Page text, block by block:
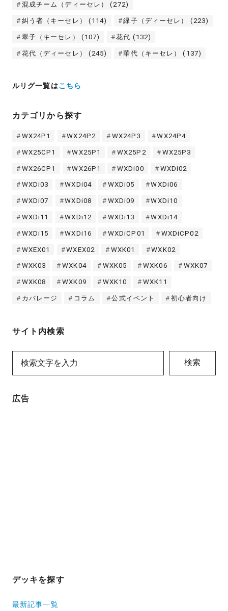
混成チーム（ディーセレ） (272)
糾う者（キーセレ） (114) 緑子（ディーセレ） (223)
翠子（キーセレ） (107) 花代 (132)
花代（ディーセレ） (245) 華代（キーセレ） (137)
ルリグ一覧はこちら
カテゴリから探す
WX24P1 WX24P2 WX24P3 WX24P4
WX25CP1 WX25P1 WX25P2 WX25P3
WX26CP1 WX26P1 WXDi00 WXDi02
WXDi03 WXDi04 WXDi05 WXDi06
WXDi07 WXDi08 WXDi09 WXDi10
WXDi11 WXDi12 WXDi13 WXDi14
WXDi15 WXDi16 WXDiCP01 WXDiCP02
WXEX01 WXEX02 WXK01 WXK02
WXK03 WXK04 WXK05 WXK06 WXK07
WXK08 WXK09 WXK10 WXK11
カバレージ コラム 公式イベント 初心者向け
サイト内検索
検索
広告
デッキを探す
最新記事一覧